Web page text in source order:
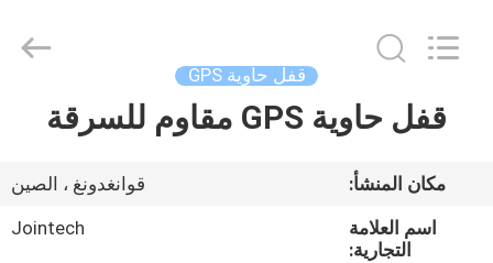
الصفحة
منتجات
قفل حاوية GPS
قفل حاوية GPS مقاوم للسرقة
مكان المنشأ:
قوانغدونغ ، الصين
اسم العلامة
التجارية:
Jointech